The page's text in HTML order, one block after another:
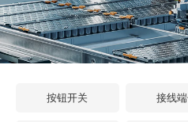
按钮开关 接线